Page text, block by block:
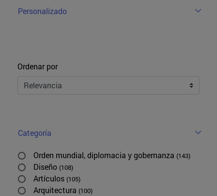
Personalizado
Ordenar
Ordenar por
Categoría
Orden mundial, diplomacia y gobernanza (143)
Diseño (108)
Artículos (105)
Arquitectura (100)